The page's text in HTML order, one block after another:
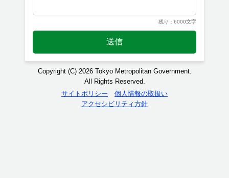
残り：6000文字
送信
Copyright (C) 2026 Tokyo Metropolitan Government.
All Rights Reserved.
サイトポリシー
個人情報の取扱い
アクセシビリティ方針